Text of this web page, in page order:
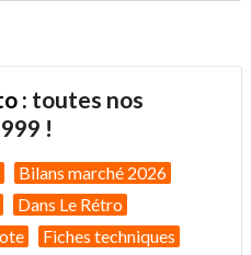
: toutes nos
!
Bilans marché 2026
Dans Le Rétro
Fiches techniques